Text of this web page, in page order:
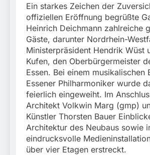
Ein starkes Zeichen der
offiziellen Eröffnung begrüßte
Heinrich Deichmann zahlreiche
Gäste, darunter Nordrhein-
Ministerpräsident Hendrik Wüst
Kufen, den Oberbürgermeister
Essen. Bei einem musikalischen
Essener Philharmoniker wurde
feierlich eingeweiht. Im
Architekt Volkwin Marg (gmp)
Künstler Thorsten Bauer
Architektur des Neubaus sowie
eindrucksvolle
über vier Etagen erstreckt.